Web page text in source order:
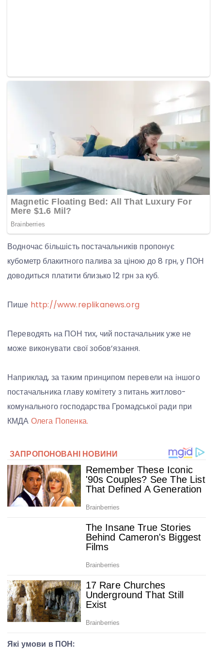
Водночас більшість постачальників пропонує
кубометр блакитного палива за ціною до 8 грн, у ПОН
доводиться платити близько 12 грн за куб.
Пише http://www.replikanews.org
Переводять на ПОН тих, чий постачальник уже не
може виконувати свої зобов’язання.
Наприклад, за таким принципом перевели на іншого
постачальника главу комітету з питань житлово-
комунального господарства Громадської ради при
КМДА Олега Попенка.
Які умови в ПОН: